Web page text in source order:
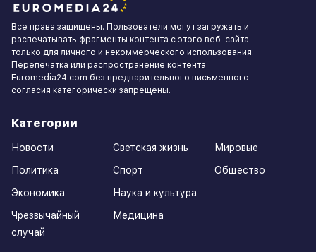
Все права защищены. Пользователи могут загружать и
распечатывать фрагменты контента с этого веб-сайта
только для личного и некоммерческого использования.
Перепечатка или распространение контента
Euromedia24.com без предварительного письменного
согласия категорически запрещены.
Категории
Новости
Политика
Экономика
Чрезвычайный
случай
Светская жизнь
Спорт
Наука и культура
Медицина
Мировые
Общество